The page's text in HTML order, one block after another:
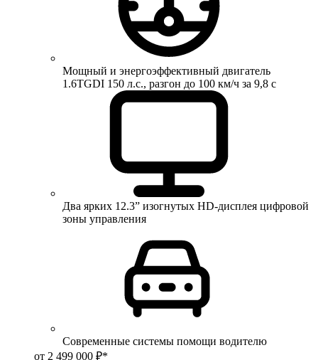
Мощный и энергоэффективный двигатель
1.6TGDI 150 л.с., разгон до 100 км/ч за 9,8 с
Два ярких 12.3” изогнутых HD-дисплея цифровой
зоны управления
Современные системы помощи водителю
от 2 499 000 ₽*